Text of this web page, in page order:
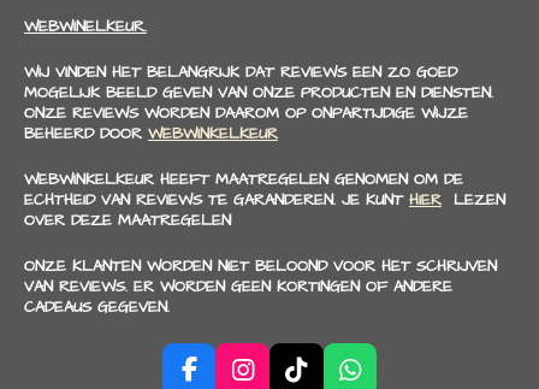
WEBWINELKEUR.
WIJ VINDEN HET BELANGRIJK DAT REVIEWS EEN ZO GOED
MOGELIJK BEELD GEVEN VAN ONZE PRODUCTEN EN DIENSTEN.
ONZE REVIEWS WORDEN DAAROM OP ONPARTIJDIGE WIJZE
BEHEERD DOOR WEBWINKELKEUR
WEBWINKELKEUR HEEFT MAATREGELEN GENOMEN OM DE
ECHTHEID VAN REVIEWS TE GARANDEREN. JE KUNT HIER LEZEN
OVER DEZE MAATREGELEN
ONZE KLANTEN WORDEN NIET BELOOND VOOR HET SCHRIJVEN
VAN REVIEWS. ER WORDEN GEEN KORTINGEN OF ANDERE
CADEAUS GEGEVEN.
F
I
T
W